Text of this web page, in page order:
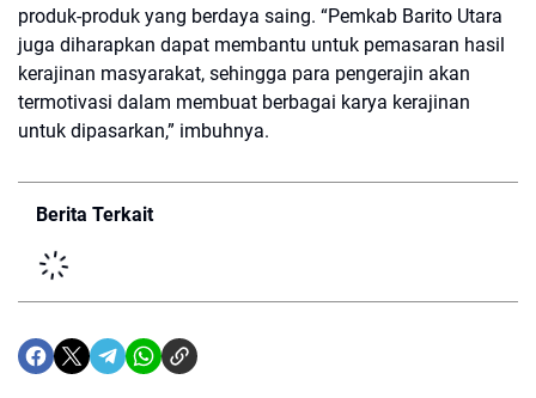
produk-produk yang berdaya saing. “Pemkab Barito Utara
juga diharapkan dapat membantu untuk pemasaran hasil
kerajinan masyarakat, sehingga para pengerajin akan
termotivasi dalam membuat berbagai karya kerajinan
untuk dipasarkan,” imbuhnya.
Berita Terkait